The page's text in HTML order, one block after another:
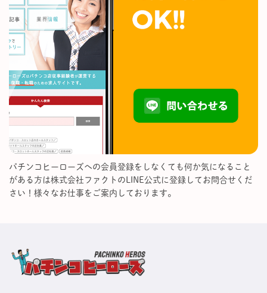
パチンコヒーローズへの会員登録をしなくても何か気になること
がある方は株式会社ファクトのLINE公式に登録してお問合せくだ
さい！様々なお仕事をご案内しております。